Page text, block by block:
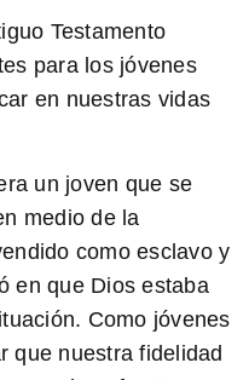
Testamento
para los jóvenes
en nuestras vidas
un joven que se
medio de la
como esclavo y
en que Dios estaba
Como jóvenes
que nuestra fidelidad